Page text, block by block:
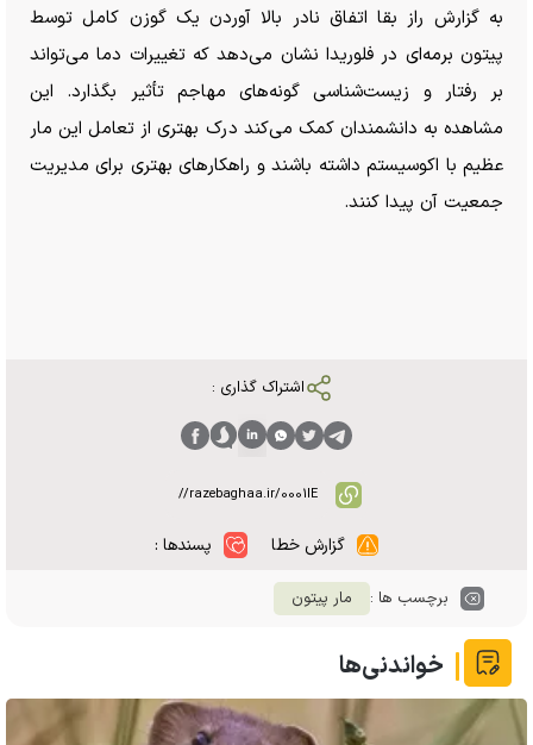
به گزارش راز بقا اتفاق نادر بالا آوردن یک گوزن کامل توسط
پیتون برمه‌ای در فلوریدا نشان می‌دهد که تغییرات دما می‌تواند
بر رفتار و زیست‌شناسی گونه‌های مهاجم تأثیر بگذارد. این
مشاهده به دانشمندان کمک می‌کند درک بهتری از تعامل این مار
عظیم با اکوسیستم داشته باشند و راهکار‌های بهتری برای مدیریت
جمعیت آن پیدا کنند.
اشتراک گذاری :
گزارش خطا پسندها :
برچسب ها : مار پیتون
خواندنی‌ها